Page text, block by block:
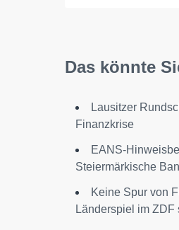
Das könnte
Lausitzer
Finanzkrise
EANS-
Steiermärkische
Keine Spur von
Länderspiel im